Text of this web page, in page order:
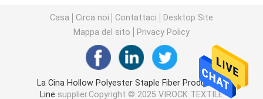
Stampatrice rotatoria dello schermo
Macchina del vapore del ciclo
Rilassi la macchina dell'essiccatore
Casa Circa noi Contattaci
Desktop Site
Mappa del sito
Privacy Policy
La Cina Hollow Polyester Staple Fiber Production
Line supplier.Copyright © 2025 VIROCK TEXTILE